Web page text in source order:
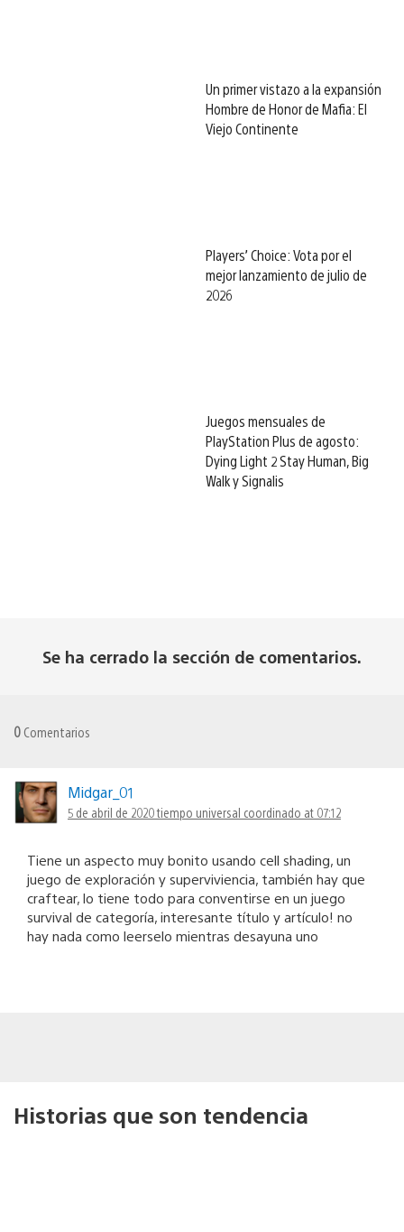
Un primer vistazo a la expansión
Hombre de Honor de Mafia: El
Viejo Continente
Players’ Choice: Vota por el
mejor lanzamiento de julio de
2026
Juegos mensuales de
PlayStation Plus de agosto:
Dying Light 2 Stay Human, Big
Walk y Signalis
Se ha cerrado la sección de comentarios.
0 Comentarios
Midgar_01
5 de abril de 2020 tiempo universal coordinado at 07:12
Tiene un aspecto muy bonito usando cell shading, un
juego de exploración y superviviencia, también hay que
craftear, lo tiene todo para conventirse en un juego
survival de categoría, interesante título y artículo! no
hay nada como leerselo mientras desayuna uno
Historias que son tendencia